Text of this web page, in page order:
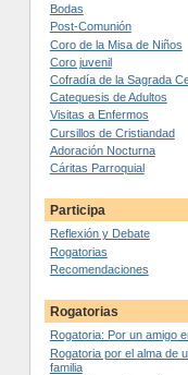
Bodas
Post-Comunión
Coro de la Misa de Niños
Coro juvenil
Cofradía de la Sagrada
Catequesis de Adultos
Visitas a Enfermos
Cursillos de Cristiandad
Adoración Nocturna
Cáritas Parroquial
Participa
Reflexión y Debate
Rogatorias
Recomendaciones
Rogatorias
Rogatoria: Por un amigo
Rogatoria por el alma de
familia